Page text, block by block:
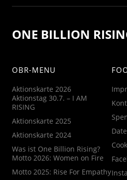
ONE BILLION
OBR-MENU
Aktionskarte 2026
Aktionstag 30.7. – I AM
RISING
Aktionskarte 2025
Aktionskarte 2024
Was ist One Billion Rising?
Motto 2026: Women on Fire
Motto 2025: Rise For Empathy